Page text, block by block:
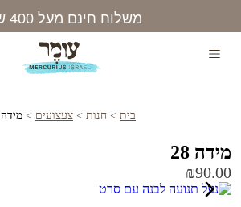
content
משלוח חינם מעל 400 ש"ח
בית > חנות > צעצועים > מידה 28
מידה 28
₪90.00